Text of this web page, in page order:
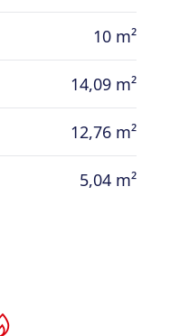
10 m²
14,09 m²
12,76 m²
5,04 m²